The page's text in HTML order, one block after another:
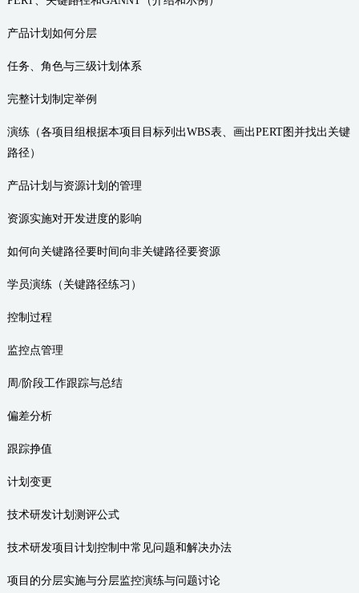
产品计划如何分层
任务、角色与三级计划体系
完整计划制定举例
演练（各项目组根据本项目目标列出WBS表、画出PERT图并找出关键
路径）
产品计划与资源计划的管理
资源实施对开发进度的影响
如何向关键路径要时间向非关键路径要资源
学员演练（关键路径练习）
控制过程
监控点管理
周/阶段工作跟踪与总结
偏差分析
跟踪挣值
计划变更
技术研发计划测评公式
技术研发项目计划控制中常见问题和解决办法
项目的分层实施与分层监控演练与问题讨论